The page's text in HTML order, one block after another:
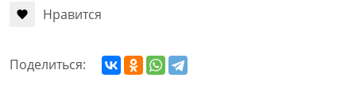
Нравится
Поделиться: